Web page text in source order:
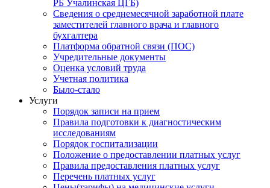
РБ Учалинская ЦГБ)
Сведения о среднемесячной заработной плате
заместителей главного врача и главного
бухгалтера
Платформа обратной связи (ПОС)
Учредительные документы
Оценка условий труда
Учетная политика
Было-стало
Услуги
Порядок записи на прием
Правила подготовки к диагностическим
исследованиям
Порядок госпитализации
Положение о предоставлении платных услуг
Правила предоставления платных услуг
Перечень платных услуг